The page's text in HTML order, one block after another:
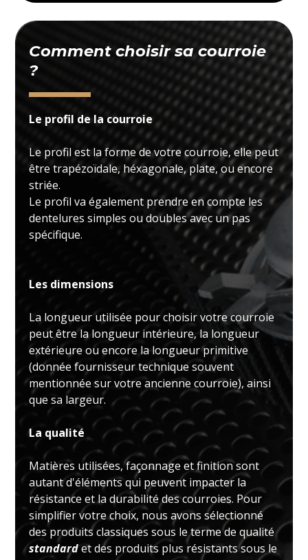
Comment choisir sa courroie
?
Le profil de la courroie
Le profil est la forme de votre courroie, elle peut
être trapézoïdale, héxagonale, plate, ou encore
striée.
Le profil va également prendre en compte les
dentelures simples ou doubles avec un pas
spécifique.
Les dimensions
La longueur utilisée pour choisir votre courroie
peut être la longueur intérieure, la longueur
extérieure ou encore la longueur primitive
(donnée fournisseur technique souvent
mentionnée sur votre ancienne courroie), ainsi
que sa largeur.
La qualité
Matières utilisées, façonnage et finition sont
autant d'éléments qui peuvent impacter la
résistance et la durabilité des courroies. Pour
simplifier votre choix, nous avons sélectionné
des produits classiques sous le terme de qualité
standardet des produits plus résistants sous le